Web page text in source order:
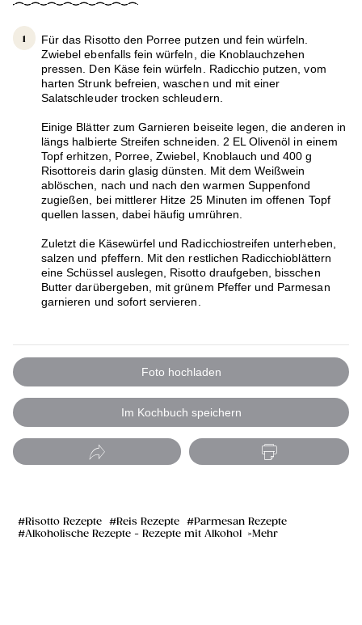
Für das Risotto den Porree putzen und fein würfeln.
Zwiebel ebenfalls fein würfeln, die Knoblauchzehen
pressen. Den Käse fein würfeln. Radicchio putzen, vom
harten Strunk befreien, waschen und mit einer
Salatschleuder trocken schleudern.
Einige Blätter zum Garnieren beiseite legen, die anderen in
längs halbierte Streifen schneiden. 2 EL Olivenöl in einem
Topf erhitzen, Porree, Zwiebel, Knoblauch und 400 g
Risottoreis darin glasig dünsten. Mit dem Weißwein
ablöschen, nach und nach den warmen Suppenfond
zugießen, bei mittlerer Hitze 25 Minuten im offenen Topf
quellen lassen, dabei häufig umrühren.
Zuletzt die Käsewürfel und Radicchiostreifen unterheben,
salzen und pfeffern. Mit den restlichen Radicchioblättern
eine Schüssel auslegen, Risotto draufgeben, bisschen
Butter darübergeben, mit grünem Pfeffer und Parmesan
garnieren und sofort servieren.
Foto hochladen
Im Kochbuch speichern
Risotto Rezepte Reis Rezepte
Parmesan Rezepte
Alkoholische Rezepte - Rezepte mit Alkohol
Mehr